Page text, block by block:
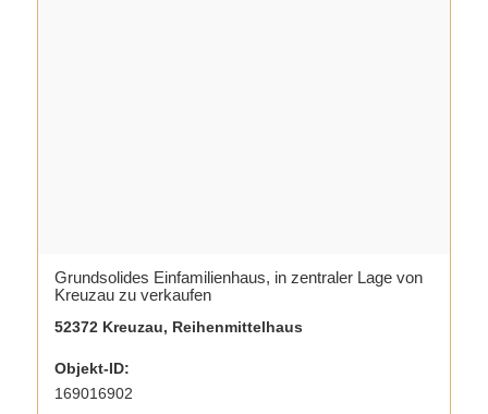
Grundsolides Einfamilienhaus, in zentraler Lage von
Kreuzau zu verkaufen
52372 Kreuzau, Reihenmittelhaus
Objekt-ID:
169016902